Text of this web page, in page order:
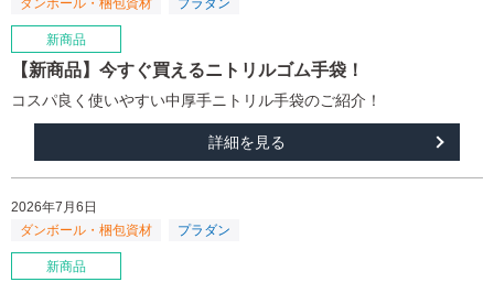
【新商品】今すぐ買えるニトリルゴム手袋！
コスパ良く使いやすい中厚手ニトリル手袋のご紹介！
詳細を見る
2026年7月6日